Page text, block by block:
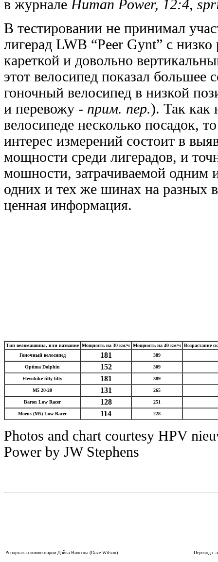
в журнале Human Power, 12:4,
В тестировании не принимал
лигерад LWB “Peer Gynt” с
кареткой и довольно
этот велосипед показал большее
гоночный велосипед в низкой
и перевожу - прим. пер.). Так как
велосипеде несколько посадок,
интерес измерений состоит в
мощности среди лигерадов, и
мошности, затрачиваемой одним
одних и тех же шинах на разных
ценная информация.
Тип веломашины, или название Мощность на 30 км/ч Мощность на 40 км/ч Возрастание
Гоночный велосипед
181 389
Optima Dolphin 152 309
Flevobike fifty-fifty 181 389
M5 20-20 131 265
Baron Low Racer 128 251
Moens (M5) Low Racer 114 228
Photos and chart courtesy HPV
Power by JW Stephens
Репортаж и комментарии Дэйва Вилсона (Dave Wilson) Перевод с